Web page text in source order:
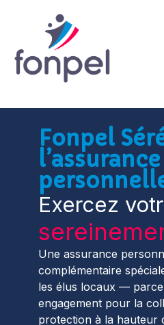
Fonpel
l’assurance
Exercez
Une assurance
complémentaire
les élus locaux —
engagement pour la
protection à la hauteur